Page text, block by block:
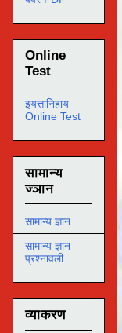
Channel ला
Online
Test
इयत्तानिहाय
Online Test
सामान्य
ज्ञान
सामान्य ज्ञान
सामान्य ज्ञान
प्रश्नावली
व्याकरण